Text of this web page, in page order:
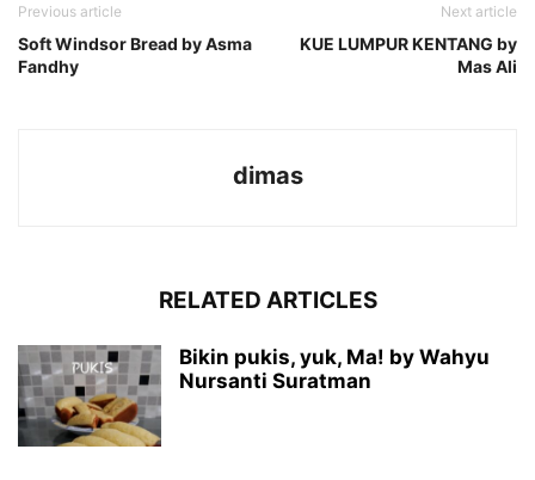
Previous article
Soft Windsor Bread by Asma
Fandhy
Next article
KUE LUMPUR KENTANG by
Mas Ali
dimas
RELATED ARTICLES
Bikin pukis, yuk, Ma! by Wahyu
Nursanti Suratman